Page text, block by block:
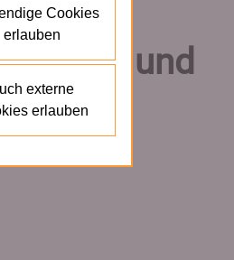
und
Presse und
Cookies
erlauben
externe
erlauben